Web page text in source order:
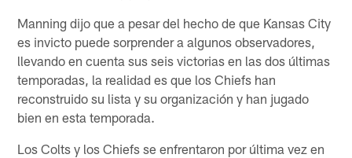
Manning dijo que a pesar del hecho de que Kansas City
es invicto puede sorprender a algunos observadores,
llevando en cuenta sus seis victorias en las dos últimas
temporadas, la realidad es que los Chiefs han
reconstruido su lista y su organización y han jugado
bien en esta temporada.
Los Colts y los Chiefs se enfrentaron por última vez en